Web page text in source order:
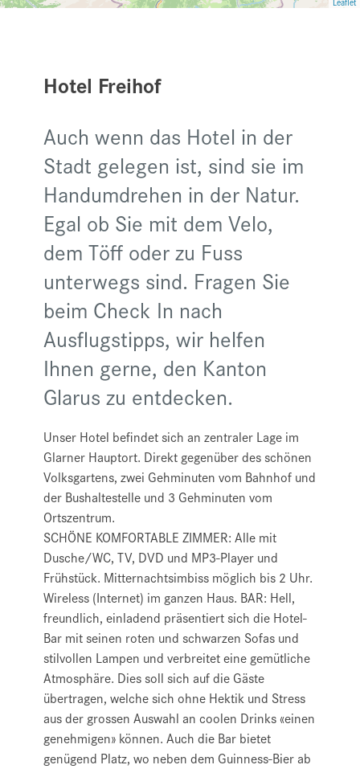
Hotel Freihof
Auch wenn das Hotel in der
Stadt gelegen ist, sind sie im
Handumdrehen in der Natur.
Egal ob Sie mit dem Velo,
dem Töff oder zu Fuss
unterwegs sind. Fragen Sie
beim Check In nach
Ausflugstipps, wir helfen
Ihnen gerne, den Kanton
Glarus zu entdecken.
Unser Hotel befindet sich an zentraler Lage im
Glarner Hauptort. Direkt gegenüber des schönen
Volksgartens, zwei Gehminuten vom Bahnhof und
der Bushaltestelle und 3 Gehminuten vom
Ortszentrum.
SCHÖNE KOMFORTABLE ZIMMER: Alle mit
Dusche/WC, TV, DVD und MP3-Player und
Frühstück. Mitternachtsimbiss möglich bis 2 Uhr.
Wireless (Internet) im ganzen Haus. BAR: Hell,
freundlich, einladend präsentiert sich die Hotel-
Bar mit seinen roten und schwarzen Sofas und
stilvollen Lampen und verbreitet eine gemütliche
Atmosphäre. Dies soll sich auf die Gäste
übertragen, welche sich ohne Hektik und Stress
aus der grossen Auswahl an coolen Drinks «einen
genehmigen» können. Auch die Bar bietet
genügend Platz, wo neben dem Guinness-Bier ab